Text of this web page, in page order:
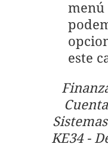
este
KE34 -